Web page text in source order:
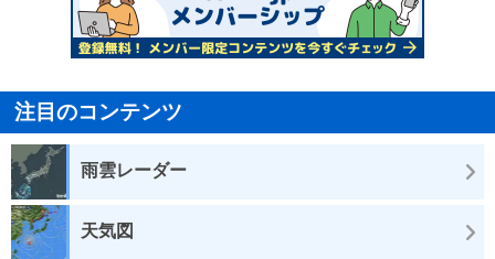
注目のコンテンツ
雨雲レーダー
天気図